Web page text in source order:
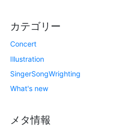
カテゴリー
Concert
Illustration
SingerSongWrighting
What's new
メタ情報